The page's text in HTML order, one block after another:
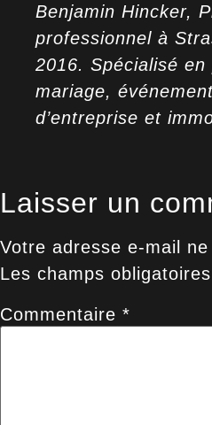
Benjamin Hincker,
professionnel à
2016. Spécialisé en
mariage,
d’entreprise et
Laisser un
Votre adresse e-mail
Les champs
Commentaire *